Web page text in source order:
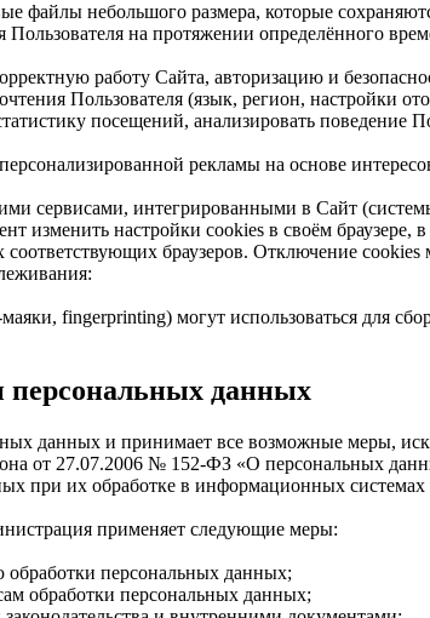
файлы небольшого размера, которые
на протяжении определённого
работу Сайта, авторизацию и
Пользователя (язык, регион, настройки
посещений, анализировать поведение
рекламы на основе
сервисами, интегрированными в Сайт
изменить настройки cookies в своём браузере,
браузеров. Отключение
fingerprinting) могут использоваться для
персональных данных
данных и принимает все возможные меры,
от 27.07.2006 № 152-ФЗ «О персональных
при их обработке в информационных
применяет следующие меры:
обработки персональных данных;
обработки персональных данных;